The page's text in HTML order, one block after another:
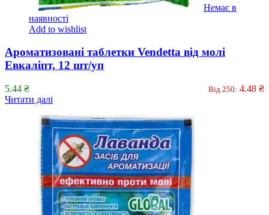
Немає в
наявності
Add to wishlist
Ароматизовані таблетки Vendetta від молі
Евкаліпт, 12 шт/уп
5.44 ₴ Від 250: 4.48 ₴
Читати далі